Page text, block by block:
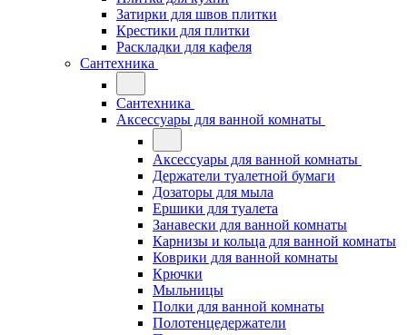
Затирки для швов плитки
Крестики для плитки
Раскладки для кафеля
Сантехника
Сантехника
Аксессуары для ванной комнаты
Аксессуары для ванной комнаты
Держатели туалетной бумаги
Дозаторы для мыла
Ершики для туалета
Занавески для ванной комнаты
Карнизы и кольца для ванной комнаты
Коврики для ванной комнаты
Крючки
Мыльницы
Полки для ванной комнаты
Полотенцедержатели